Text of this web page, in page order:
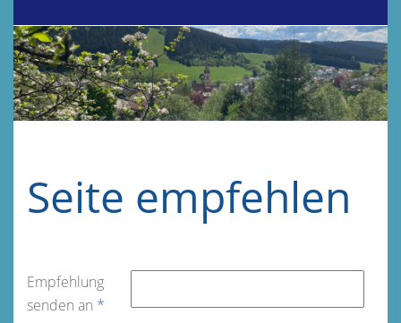
Seite empfehlen
Empfehlung
senden an *